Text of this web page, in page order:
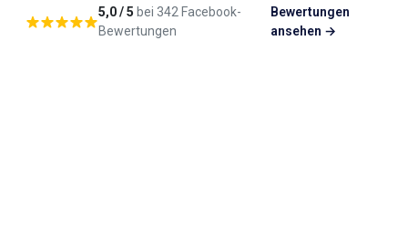
5,0 / 5 bei 342 Facebook-
Bewertungen
Bewertungen
ansehen →